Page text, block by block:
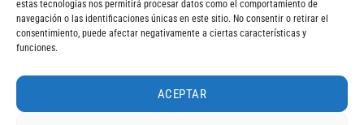
estas tecnologías nos permitirá procesar datos como el comportamiento de
navegación o las identificaciones únicas en este sitio. No consentir o retirar el
consentimiento, puede afectar negativamente a ciertas características y
funciones.
ACEPTAR
VISA Mastercard Transferencia Cofidis
Gasto de apertura: 4% hasta 18 meses y 7% a 24 meses. Consulta